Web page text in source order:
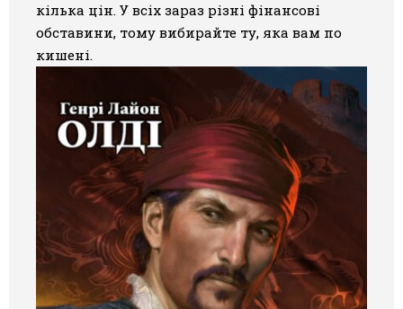
кілька цін. У всіх зараз різні фінансові
обставини, тому вибирайте ту, яка вам по
кишені.